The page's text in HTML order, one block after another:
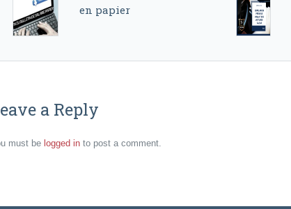
en papier
a Reply
must be logged in to post a comment.